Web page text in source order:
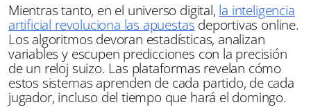
Mientras tanto, en el universo digital, la inteligencia
artificial revoluciona las apuestasdeportivas online.
Los algoritmos devoran estadísticas, analizan
variables y escupen predicciones con la precisión
de un reloj suizo. Las plataformas revelan cómo
estos sistemas aprenden de cada partido, de cada
jugador, incluso del tiempo que hará el domingo.